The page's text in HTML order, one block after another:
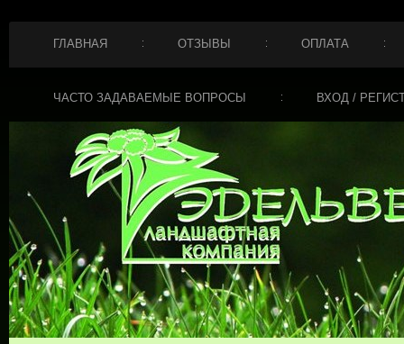
ГЛАВНАЯ ОТЗЫВЫ ОПЛАТА
ЧАСТО ЗАДАВАЕМЫЕ ВОПРОСЫ ВХОД /